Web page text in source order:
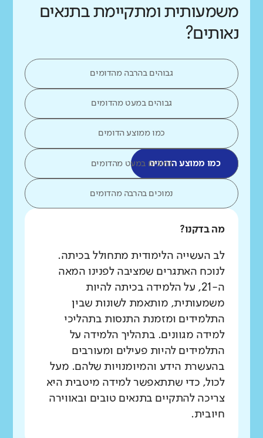
משמעותית ומתקיימת בתנאים
נאותים?
גבוהים בהרבה מהדומים
גבוהים במעט מהדומים
כמו ממוצע הדומים
כמו ממוצע הדומיםנמוכים במעט מהדומים
נמוכים בהרבה מהדומים
מה בדקנו?
לב העשייה הלימודית מתחולל בכיתה.
לנוכח האתגרים שמציבה לפנינו המאה
ה-21, על הלמידה בכיתה להיות
משמעותית, מותאמת לשונות שבין
התלמידים ומזמנת התנסות בתהליכי
למידה מגוונים. בתהליך הלמידה על
התלמידים להיות פעילים ומעורבים
בהעשרת הידע והמיומנויות שלהם. מעל
לכול, כדי שתתאפשר למידה מיטבית היא
צריכה להתקיים בתנאים טובים ובאווירה
חיובית.